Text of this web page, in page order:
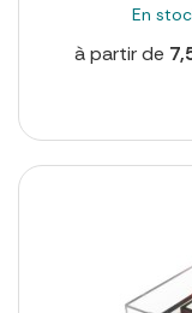
En
à partir de